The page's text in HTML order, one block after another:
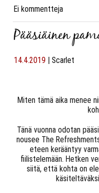
Ei kommentteja
Pääsiäinen
14.4.2019 | Scarlet
Miten tämä aika menee
Tänä vuonna odotan
nousee The
eteen kerääntyy
fiilistelemään. Hetken
siitä, että kohta on